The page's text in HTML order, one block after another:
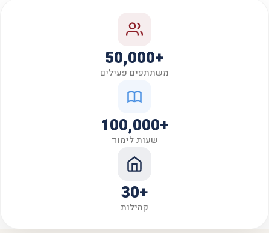
+50,000
משתתפים פעילים
+100,000
שעות לימוד
+30
קהילות